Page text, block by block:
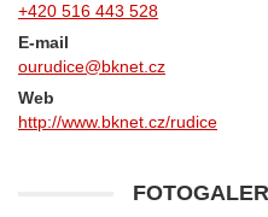
+420 516 443 528
E-mail
ourudice@bknet.cz
Web
http://www.bknet.cz/rudice